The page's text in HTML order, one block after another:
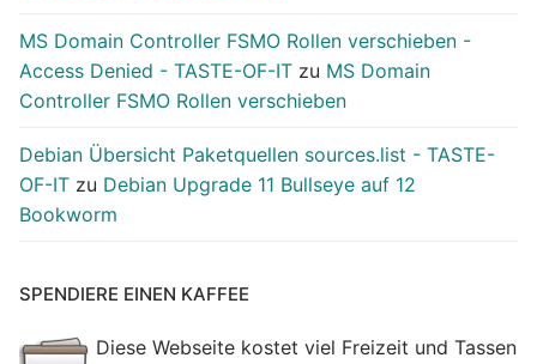
MS Domain Controller FSMO Rollen verschieben -
Access Denied - TASTE-OF-IT zu MS Domain
Controller FSMO Rollen verschieben
Debian Übersicht Paketquellen sources.list - TASTE-
OF-IT zu Debian Upgrade 11 Bullseye auf 12
Bookworm
SPENDIERE EINEN KAFFEE
Diese Webseite kostet viel Freizeit und Tassen